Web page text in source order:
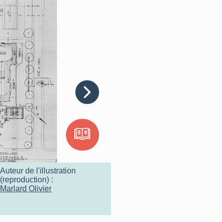
Auteur de l'illustration
(reproduction) :
Marlard Olivier